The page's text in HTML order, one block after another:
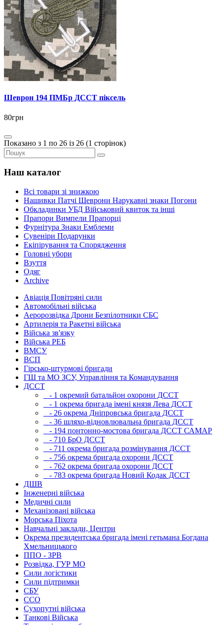
Шеврон 194 ПМБр ДССТ піксель
80грн
Показано з 1 по 26 із 26 (1 сторінок)
Наш каталог
Всі товари зі знижкою
Нашивки Патчі Шеврони Нарукавні знаки Погони
Обкладинки УБД Військовий квиток та інші
Прапори Вимпели Прапорці
Фурнітура Знаки Емблеми
Сувеніри Подарунки
Екіпірування та Спорядження
Головні убори
Взуття
Одяг
Archive
Авіація Повітряні сили
Автомобільні війська
Аеророзвідка Дрони Безпілотники СБС
Артилерія та Ракетні війська
Війська зв'язку
Війська РЕБ
ВМСУ
ВСП
Гірсько-штурмові бригади
ГШ та МО ЗСУ, Управління та Командування
ДССТ
- 1 окремий батальйон охорони ДССТ
- 1 окрема бригада імені князя Лева ДССТ
- 26 окрема Дніпровська бригада ДССТ
- 36 шляхо-відновлювальна бригада ДССТ
- 194 понтонно-мостова бригада ДССТ САМАР
- 710 БрО ДССТ
- 711 окрема бригада розмінування ДССТ
- 756 окрема бригада охорони ДССТ
- 762 окрема бригада охорони ДССТ
- 783 окрема бригада Новий Кодак ДССТ
ДШВ
Інженерні війська
Медичні сили
Механізовані війська
Морська Піхота
Навчальні заклади, Центри
Окрема президентська бригада імені гетьмана Богдана
Хмельницького
ППО - ЗРВ
Розвідка, ГУР МО
Сили логістики
Сили підтримки
СБУ
ССО
Сухопутні війська
Танкові Війська